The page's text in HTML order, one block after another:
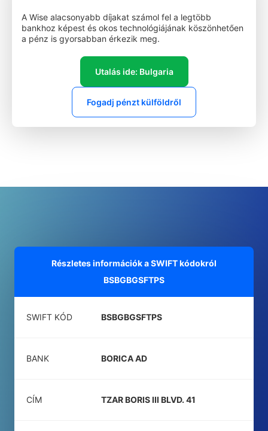
A Wise alacsonyabb díjakat számol fel a legtöbb
bankhoz képest és okos technológiájának köszönhetően
a pénz is gyorsabban érkezik meg.
Utalás ide: Bulgaria
Fogadj pénzt külföldről
Részletes információk a SWIFT kódokról
BSBGBGSFTPS
SWIFT KÓD BSBGBGSFTPS
BANK BORICA AD
CÍM TZAR BORIS III BLVD. 41